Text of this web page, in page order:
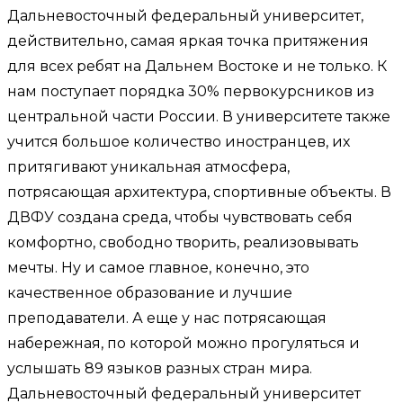
Дальневосточный федеральный университет,
действительно, самая яркая точка притяжения
для всех ребят на Дальнем Востоке и не только. К
нам поступает порядка 30% первокурсников из
центральной части России. В университете также
учится большое количество иностранцев, их
притягивают уникальная атмосфера,
потрясающая архитектура, спортивные объекты. В
ДВФУ создана среда, чтобы чувствовать себя
комфортно, свободно творить, реализовывать
мечты. Ну и самое главное, конечно, это
качественное образование и лучшие
преподаватели. А еще у нас потрясающая
набережная, по которой можно прогуляться и
услышать 89 языков разных стран мира.
Дальневосточный федеральный университет